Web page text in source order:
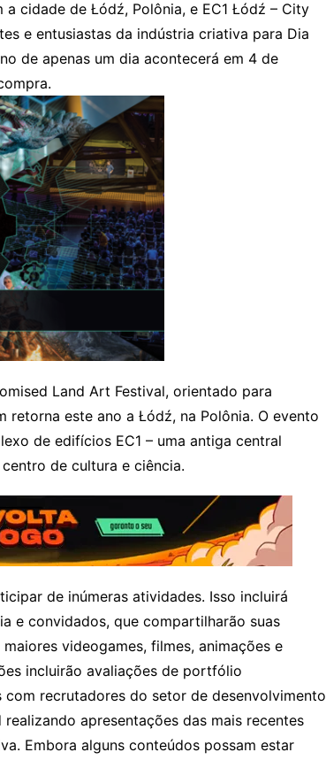
a cidade de Łódź, Polônia, e EC1 Łódź – City
e entusiastas da indústria criativa para Dia
de apenas um dia acontecerá em 4 de
Land Art Festival, orientado para
este ano a Łódź, na Polônia. O evento
de edifícios EC1 – uma antiga central
de cultura e ciência.
de inúmeras atividades. Isso incluirá
e convidados, que compartilharão suas
videogames, filmes, animações e
incluirão avaliações de portfólio
recrutadores do setor de desenvolvimento
apresentações das mais recentes
Embora alguns conteúdos possam estar